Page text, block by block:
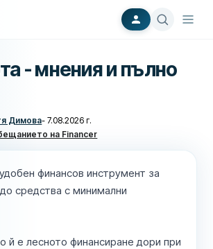
- мнения и пълно
Димова-7.08.2026 г.
на Financer
финансов инструмент за
средства с минимални
й е лесното финансиране дори при